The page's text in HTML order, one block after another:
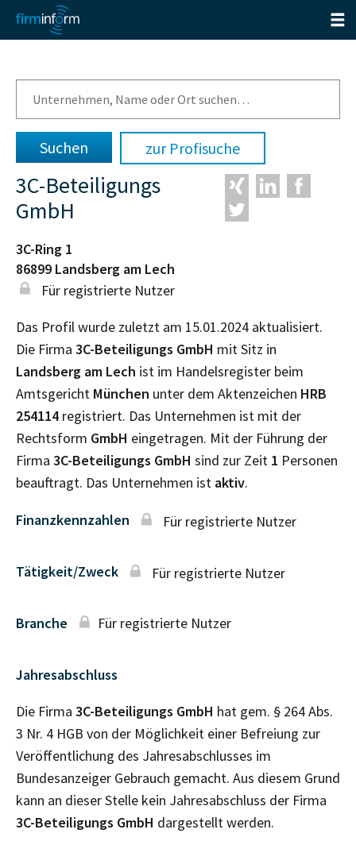
zur Profisuche
3C-Beteiligungs
GmbH
3C-Ring 1
86899 Landsberg am Lech
Für registrierte Nutzer
Das Profil wurde zuletzt am 15.01.2024 aktualisiert.
Die Firma 3C-Beteiligungs GmbH mit Sitz in
Landsberg am Lech ist im Handelsregister beim
Amtsgericht München unter dem Aktenzeichen HRB
254114 registriert. Das Unternehmen ist mit der
Rechtsform GmbH eingetragen. Mit der Führung der
Firma 3C-Beteiligungs GmbH sind zur Zeit 1 Personen
beauftragt. Das Unternehmen ist aktiv.
Finanzkennzahlen Für registrierte Nutzer
Tätigkeit/Zweck Für registrierte Nutzer
Branche Für registrierte Nutzer
Jahresabschluss
Die Firma 3C-Beteiligungs GmbH hat gem. § 264 Abs.
3 Nr. 4 HGB von der Möglichkeit einer Befreiung zur
Veröffentlichung des Jahresabschlusses im
Bundesanzeiger Gebrauch gemacht. Aus diesem Grund
kann an dieser Stelle kein Jahresabschluss der Firma
3C-Beteiligungs GmbH dargestellt werden.